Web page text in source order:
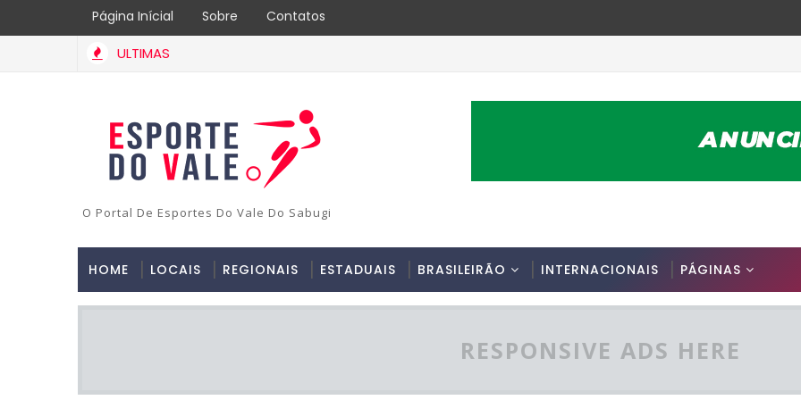
Página Inícial Sobre Contatos
ULTIMAS
O Portal De Esportes Do Vale Do Sabugi
HOME LOCAIS REGIONAIS ESTADUAIS BRASILEIRÃO INTERNACIONAIS PÁGINAS
RESPONSIVE ADS HERE